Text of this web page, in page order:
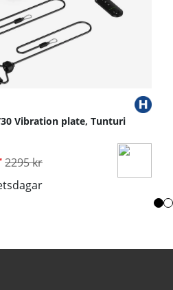
Vibration plate, Tunturi
Ordinarie pris:
2295 kr